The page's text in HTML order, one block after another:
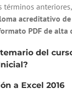
términos
acreditativo
PDF de alta
del
a Excel 2016